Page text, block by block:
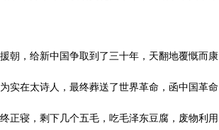
朝，给新中国争取到了三十年，天翻地覆慨而康
实在太诗人，最终葬送了世界革命，函中国革命
正寝，剩下几个五毛，吃毛泽东豆腐，废物利用